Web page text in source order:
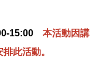
15:00 本活動因講
此活動。